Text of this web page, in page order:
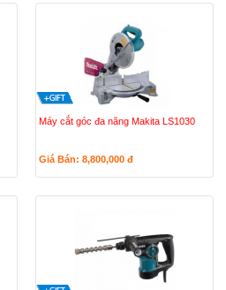
Máy cắt góc đa năng Makita LS1030
Giá Bán: 8,800,000 đ